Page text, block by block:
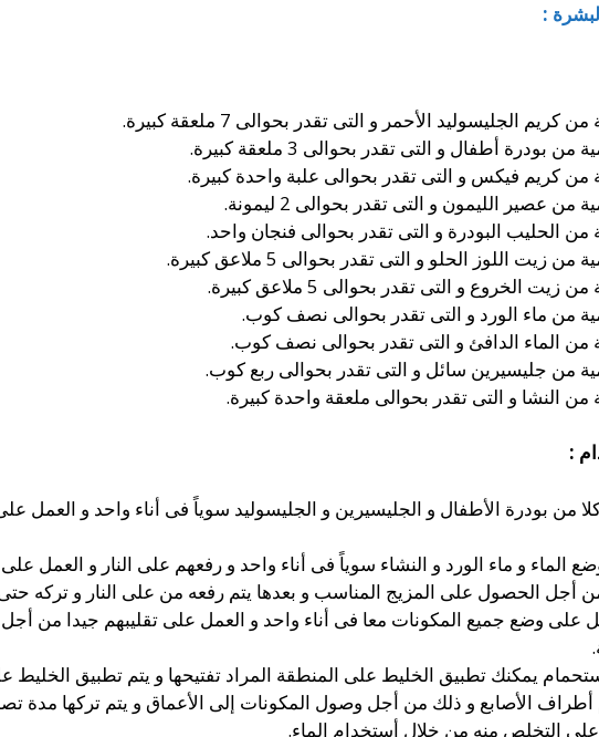
:
الجليسوليد الأحمر و التى تقدر بحوالى 7 ملعقة كبيرة.
أطفال و التى تقدر بحوالى 3 ملعقة كبيرة.
من كريم فيكس و التى تقدر بحوالى علبة واحدة كبيرة.
عصير الليمون و التى تقدر بحوالى 2 ليمونة.
الحليب البودرة و التى تقدر بحوالى فنجان واحد.
اللوز الحلو و التى تقدر بحوالى 5 ملاعق كبيرة.
الخروع و التى تقدر بحوالى 5 ملاعق كبيرة.
من ماء الورد و التى تقدر بحوالى نصف كوب.
من الماء الدافئ و التى تقدر بحوالى نصف كوب.
من جليسيرين سائل و التى تقدر بحوالى ربع كوب.
النشا و التى تقدر بحوالى ملعقة واحدة كبيرة.
:
من بودرة الأطفال و الجليسيرين و الجليسوليد سوياً فى أناء واحد و العمل
الماء و ماء الورد و النشاء سوياً فى أناء واحد و رفعهم على النار و العمل
على وضع جميع المكونات معا فى أناء واحد و العمل على تقليبهم جيدا من
يمكنك تطبيق الخليط على المنطقة المراد تفتيحها و يتم تطبيق الخليط
الأصابع و ذلك من أجل وصول المكونات إلى الأعماق و يتم تركها مدة
على التخلص منه من خلال أستخدام الماء.